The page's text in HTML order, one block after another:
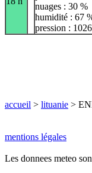
nuages : 30 %
humidité : 67
pression : 1026
accueil > lituanie >
mentions légales
Les donnees meteo